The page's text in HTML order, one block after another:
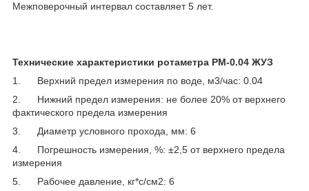
Межповерочный интервал составляет 5 лет.
Технические характеристики ротаметра РМ-0.04 ЖУЗ
1. Верхний предел измерения по воде, м3/час: 0.04
2. Нижний предел измерения: не более 20% от верхнего
фактического предела измерения
3. Диаметр условного прохода, мм: 6
4. Погрешность измерения, %: ±2,5 от верхнего предела
измерения
5. Рабочее давление, кг*с/см2: 6